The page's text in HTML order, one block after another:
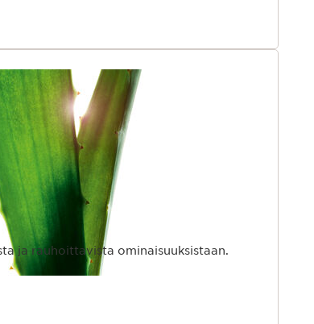
ja rauhoittavista ominaisuuksistaan.